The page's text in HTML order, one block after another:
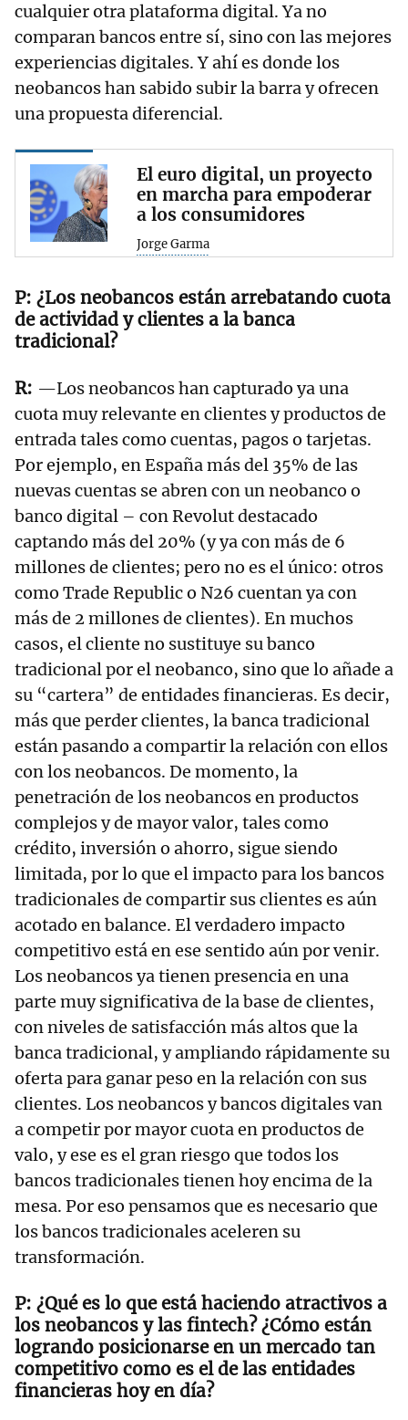
cualquier otra plataforma digital. Ya no
comparan bancos entre sí, sino con las mejores
experiencias digitales. Y ahí es donde los
neobancos han sabido subir la barra y ofrecen
una propuesta diferencial.
El euro digital, un proyecto
en marcha para empoderar
a los consumidores
Jorge Garma
¿Los neobancos están arrebatando cuota
de actividad y clientes a la banca
tradicional?
—Los neobancos han capturado ya una
cuota muy relevante en clientes y productos de
entrada tales como cuentas, pagos o tarjetas.
Por ejemplo, en España más del 35% de las
nuevas cuentas se abren con un neobanco o
banco digital – con Revolut destacado
captando más del 20% (y ya con más de 6
millones de clientes; pero no es el único: otros
como Trade Republic o N26 cuentan ya con
más de 2 millones de clientes). En muchos
casos, el cliente no sustituye su banco
tradicional por el neobanco, sino que lo añade a
su “cartera” de entidades financieras. Es decir,
más que perder clientes, la banca tradicional
están pasando a compartir la relación con ellos
con los neobancos. De momento, la
penetración de los neobancos en productos
complejos y de mayor valor, tales como
crédito, inversión o ahorro, sigue siendo
limitada, por lo que el impacto para los bancos
tradicionales de compartir sus clientes es aún
acotado en balance. El verdadero impacto
competitivo está en ese sentido aún por venir.
Los neobancos ya tienen presencia en una
parte muy significativa de la base de clientes,
con niveles de satisfacción más altos que la
banca tradicional, y ampliando rápidamente su
oferta para ganar peso en la relación con sus
clientes. Los neobancos y bancos digitales van
a competir por mayor cuota en productos de
valo, y ese es el gran riesgo que todos los
bancos tradicionales tienen hoy encima de la
mesa. Por eso pensamos que es necesario que
los bancos tradicionales aceleren su
transformación.
¿Qué es lo que está haciendo atractivos a
los neobancos y las fintech? ¿Cómo están
logrando posicionarse en un mercado tan
competitivo como es el de las entidades
financieras hoy en día?